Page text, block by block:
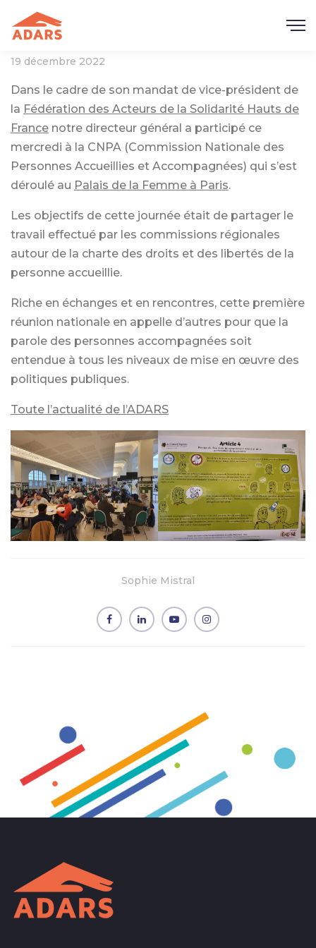
19 décembre 2022
Dans le cadre de son mandat de vice-président de
la Fédération des Acteurs de la Solidarité Hauts de
France notre directeur général a participé ce
mercredi à la CNPA (Commission Nationale des
Personnes Accueillies et Accompagnées) qui s’est
déroulé au Palais de la Femme à Paris.
Les objectifs de cette journée était de partager le
travail effectué par les commissions régionales
autour de la charte des droits et des libertés de la
personne accueillie.
Riche en échanges et en rencontres, cette première
réunion nationale en appelle d’autres pour que la
parole des personnes accompagnées soit
entendue à tous les niveaux de mise en œuvre des
politiques publiques.
Toute l’actualité de l’ADARS
Sophie Mistral